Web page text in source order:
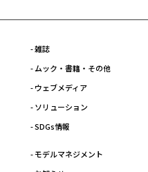
- 雑誌
- ムック・書籍・その他
- ウェブメディア
- ソリューション
- SDGs情報
- モデルマネジメント